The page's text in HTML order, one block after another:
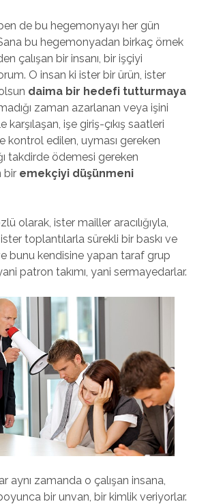
de bu hegemonyayı her gün
bu hegemonyadan birkaç örnek
çalışan bir insanı, bir işçiyi
O insan ki ister bir ürün, ister
daima bir hedefi tutturmaya
zaman azarlanan veya işini
işe giriş-çıkış saatleri
kontrol edilen, uyması gereken
takdirde ödemesi gereken
bir emekçiyi düşünmeni
olarak, ister mailler aracılığıyla,
toplantılarla sürekli bir baskı ve
bunu kendisine yapan taraf grup
patron takımı, yani sermayedarlar.
aynı zamanda o çalışan insana,
bir unvan, bir kimlik veriyorlar.